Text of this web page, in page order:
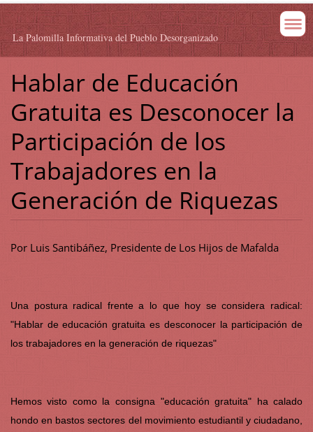
La Palomilla Informativa del Pueblo Desorganizado
Hablar de Educación
Gratuita es Desconocer la
Participación de los
Trabajadores en la
Generación de Riquezas
Por Luis Santibáñez, Presidente de Los Hijos de Mafalda
Una postura radical frente a lo que hoy se considera radical:
"Hablar de educación gratuita es desconocer la participación de
los trabajadores en la generación de riquezas"
Hemos visto como la consigna "educación gratuita" ha calado
hondo en bastos sectores del movimiento estudiantil y ciudadano,